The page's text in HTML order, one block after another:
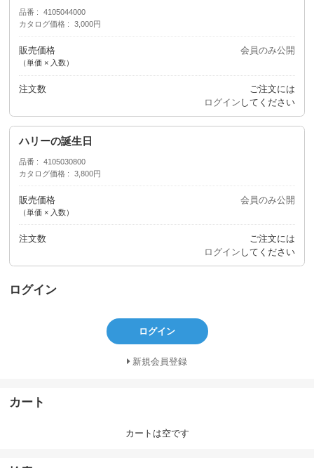
品番
4105044000
カタログ価格
3,000円
販売価格
（単価 × 入数）
会員のみ公開
注文数
ご注文には
ログイン してください
ハリーの誕生日
品番
4105030800
カタログ価格
3,800円
販売価格
（単価 × 入数）
会員のみ公開
注文数
ご注文には
ログイン してください
ログイン
ログイン
新規会員登録
カート
カートは空です